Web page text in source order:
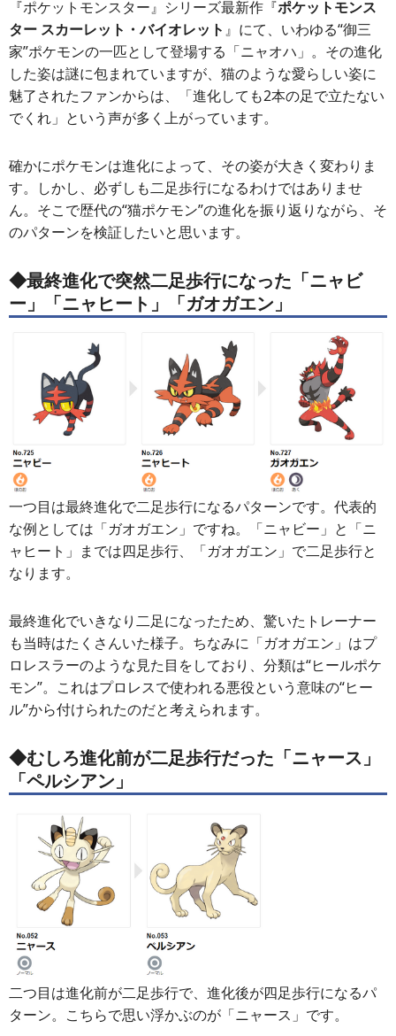
『ポケットモンスター』シリーズ最新作『ポケットモンス
ター スカーレット・バイオレット 』にて、いわゆる“御三
家”ポケモンの一匹として登場する「ニャオハ」。その進化
した姿は謎に包まれていますが、猫のような愛らしい姿に
魅了されたファンからは、「進化しても2本の足で立たない
でくれ」という声が多く上がっています。
確かにポケモンは進化によって、その姿が大きく変わりま
す。しかし、必ずしも二足歩行になるわけではありませ
ん。そこで歴代の“猫ポケモン”の進化を振り返りながら、そ
のパターンを検証したいと思います。
◆最終進化で突然二足歩行になった「ニャビ
ー」「ニャヒート」「ガオガエン」
一つ目は最終進化で二足歩行になるパターンです。代表的
な例としては「ガオガエン」ですね。「ニャビー」と「ニ
ャヒート」までは四足歩行、「ガオガエン」で二足歩行と
なります。
最終進化でいきなり二足になったため、驚いたトレーナー
も当時はたくさんいた様子。ちなみに「ガオガエン」はプ
ロレスラーのような見た目をしており、分類は“ヒールポケ
モン”。これはプロレスで使われる悪役という意味の“ヒー
ル”から付けられたのだと考えられます。
◆むしろ進化前が二足歩行だった「ニャース」
「ペルシアン」
二つ目は進化前が二足歩行で、進化後が四足歩行になるパ
ターン。こちらで思い浮かぶのが「ニャース」です。